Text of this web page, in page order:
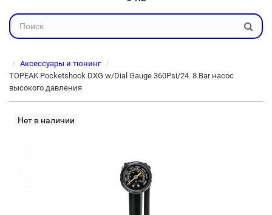
Аксессуары и тюнинг
TOPEAK Pocketshock DXG w/Dial Gauge 360Psi/24. 8 Bar насос
высокого давления
Нет в наличии